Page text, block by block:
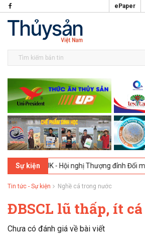
ePaper
Sự kiện
UK - Hội nghị Thượng đỉnh Đổi mới
Tin tức - Sự kiện Nghề cá trong nước
ĐBSCL lũ thấp, ít
Chưa có đánh giá về bài viết